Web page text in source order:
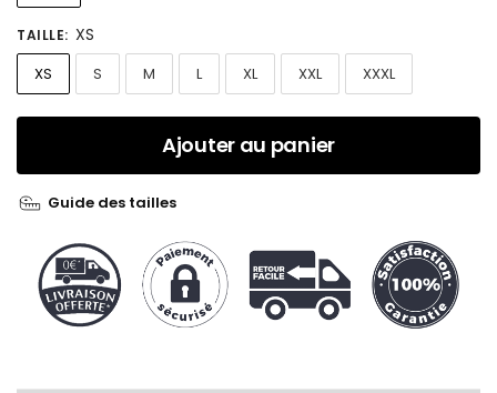
TAILLE: XS
XS S M L XL XXL XXXL
Ajouter au panier
Guide des tailles